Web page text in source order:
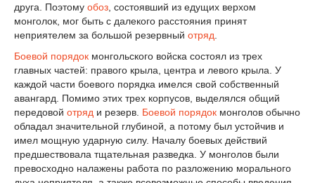
друга. Поэтому обоз , состоявший из едущих верхом
монголок, мог быть с далекого расстояния принят
неприятелем за большой резервный отряд
Боевой порядок монгольского войска состоял из трех
главных частей: правого крыла, центра и левого крыла. У
каждой части боевого порядка имелся свой собственный
авангард. Помимо этих трех корпусов, выделялся общий
передовой отряд и резерв. Боевой порядок монголов обычно
обладал значительной глубиной, а потому был устойчив и
имел мощную ударную силу. Началу боевых действий
предшествовала тщательная разведка. У монголов были
превосходно налажены работа по разложению морального